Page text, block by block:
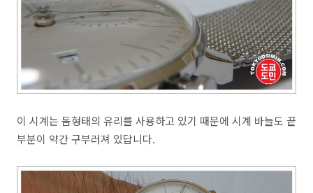
이 시계는 돔형태의 유리를 사용하고 있기 때문에 시계 바늘도 끝
부분이 약간 구부러져 있답니다.